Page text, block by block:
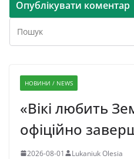
НОВИНИ / NEWS
«Вікі любить
офіційно
2026-08-01 Lukaniuk Olesia